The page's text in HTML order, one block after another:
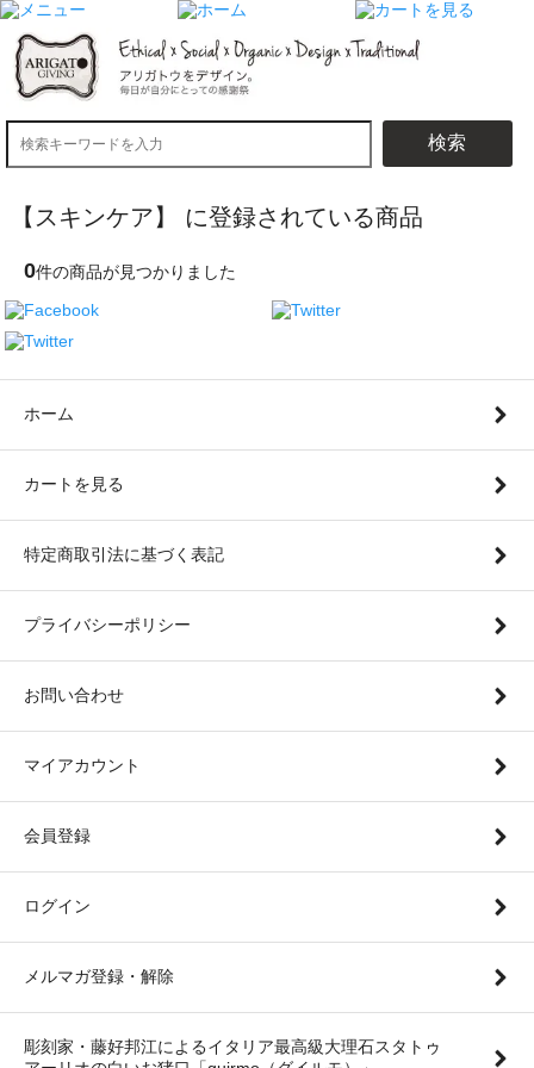
検索
【スキンケア】 に登録されている商品
0件の商品が見つかりました
ホーム
カートを見る
特定商取引法に基づく表記
プライバシーポリシー
お問い合わせ
マイアカウント
会員登録
ログイン
メルマガ登録・解除
彫刻家・藤好邦江によるイタリア最高級大理石スタトゥ